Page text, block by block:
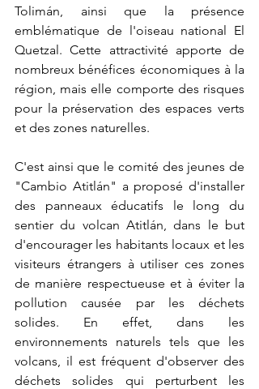
Tolimán, ainsi que la présence
emblématique de l'oiseau national El
Quetzal. Cette attractivité apporte de
nombreux bénéfices économiques à la
région, mais elle comporte des risques
pour la préservation des espaces verts
et des zones naturelles.
C'est ainsi que le comité des jeunes de
"Cambio Atitlán" a proposé d'installer
des panneaux éducatifs le long du
sentier du volcan Atitlán, dans le but
d'encourager les habitants locaux et les
visiteurs étrangers à utiliser ces zones
de manière respectueuse et à éviter la
pollution causée par les déchets
solides. En effet, dans les
environnements naturels tels que les
volcans, il est fréquent d'observer des
déchets solides qui perturbent les